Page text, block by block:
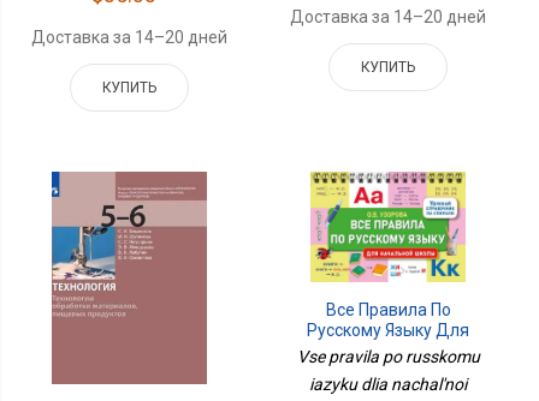
Доставка за 14–20 дней
КУПИТЬ
Доставка за 14–20 дней
КУПИТЬ
Все Правила По
Русскому Языку Для
Начальной Школы
Vse pravila po russkomu
iazyku dlia nachal'noi